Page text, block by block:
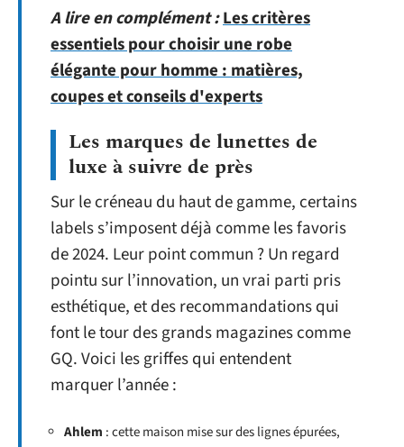
A lire en complément :Les critères
essentiels pour choisir une robe
élégante pour homme : matières,
coupes et conseils d'experts
Les marques de lunettes de
luxe à suivre de près
Sur le créneau du haut de gamme, certains
labels s’imposent déjà comme les favoris
de 2024. Leur point commun ? Un regard
pointu sur l’innovation, un vrai parti pris
esthétique, et des recommandations qui
font le tour des grands magazines comme
GQ. Voici les griffes qui entendent
marquer l’année :
Ahlem : cette maison mise sur des lignes épurées,